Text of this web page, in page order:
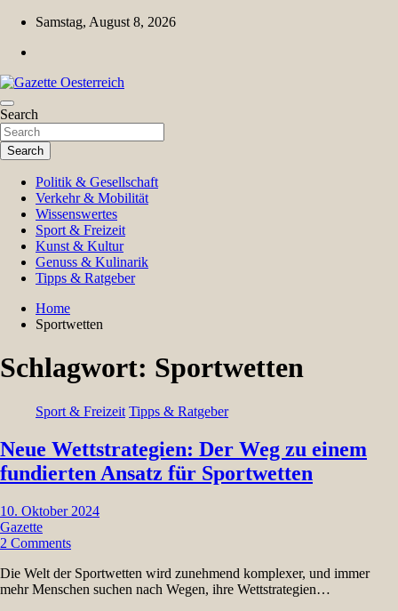
Skip
content
Samstag, August 8, 2026
Gazette Oesterreich
Magazin für Freizeit, Politik, Kultur & Wissenschaft
Search
Search
Politik & Gesellschaft
Verkehr & Mobilität
Wissenswertes
Sport & Freizeit
Kunst & Kultur
Genuss & Kulinarik
Tipps & Ratgeber
Home
Sportwetten
Schlagwort: Sportwetten
Sport & Freizeit Tipps & Ratgeber
Neue Wettstrategien: Der Weg zu einem
fundierten Ansatz für Sportwetten
10. Oktober 2024
Gazette
2 Comments
Die Welt der Sportwetten wird zunehmend komplexer, und immer
mehr Menschen suchen nach Wegen, ihre Wettstrategien…